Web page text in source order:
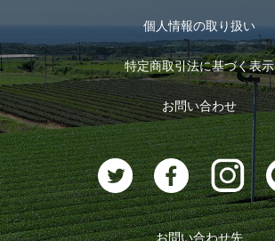
お茶のギフト
おすすめのお茶
お茶に合うスイーツ
ログイン
ログアウト
個人情報の取り扱い
特定商取引法に基づく表示
お問い合わせ
お問い合わせ先